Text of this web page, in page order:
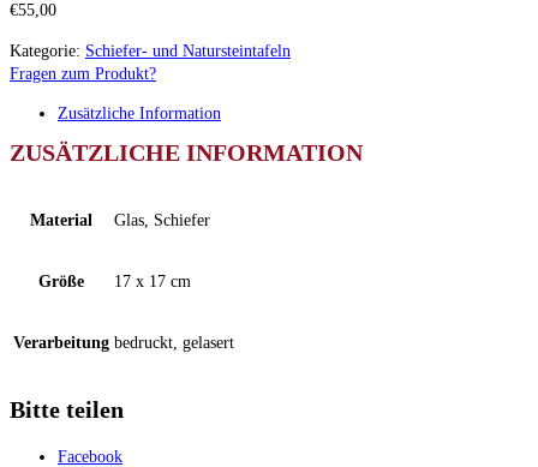
€55,00
Kategorie: Schiefer- und Natursteintafeln
Fragen zum Produkt?
Zusätzliche Information
ZUSÄTZLICHE INFORMATION
Material Glas, Schiefer
Größe 17 x 17 cm
Verarbeitung bedruckt, gelasert
Bitte teilen
Facebook